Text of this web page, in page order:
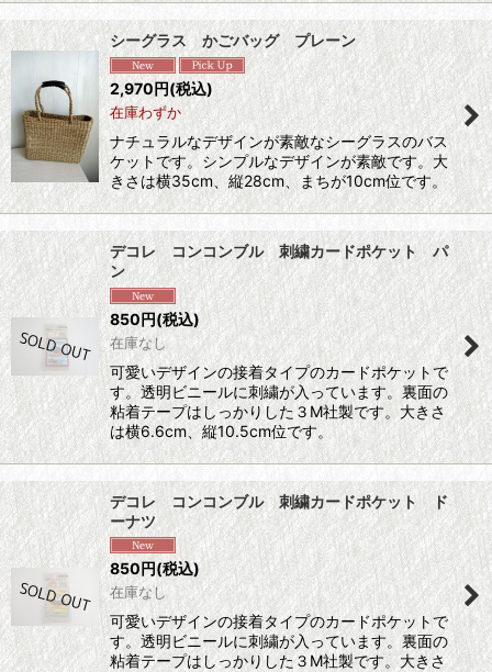
シーグラス かごバッグ プレーン
2,970円(税込)
在庫わずか
ナチュラルなデザインが素敵なシーグラスのバス
ケットです。シンプルなデザインが素敵です。大
きさは横35cm、縦28cm、まちが10cm位です。
デコレ コンコンブル 刺繍カードポケット パ
ン
850円(税込)
在庫なし
可愛いデザインの接着タイプのカードポケットで
す。透明ビニールに刺繍が入っています。裏面の
粘着テープはしっかりした３M社製です。大きさ
は横6.6cm、縦10.5cm位です。
デコレ コンコンブル 刺繍カードポケット ド
ーナツ
850円(税込)
在庫なし
可愛いデザインの接着タイプのカードポケットで
す。透明ビニールに刺繍が入っています。裏面の
粘着テープはしっかりした３M社製です。大きさ